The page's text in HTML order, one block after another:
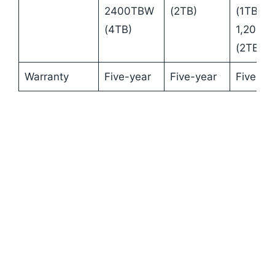
2400TBW
(4TB)
(2TB)
(1TB),
(2TB)
Warranty Five-year Five-year Five-